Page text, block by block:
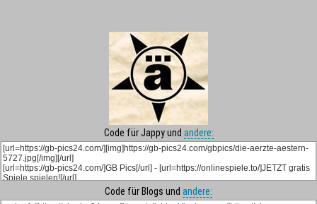
Code für Jappy und andere:
Code für Blogs und andere: